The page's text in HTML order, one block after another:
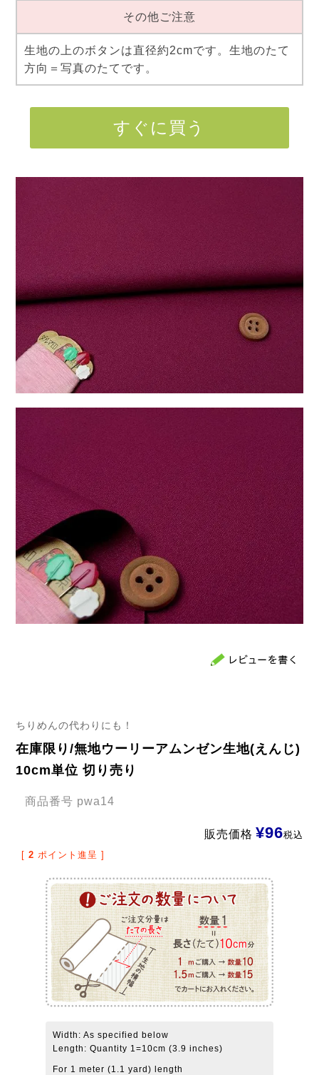
その他ご注意
生地の上のボタンは直径約2cmです。生地のたて
方向＝写真のたてです。
すぐに買う
ちりめんの代わりにも！
在庫限り/無地ウーリーアムンゼン生地(えんじ)
10cm単位 切り売り
商品番号 pwa14
販売価格 ¥96税込
[ 2 ポイント進呈 ]
Width: As specified below
Length: Quantity 1=10cm (3.9 inches)
For 1 meter (1.1 yard) length